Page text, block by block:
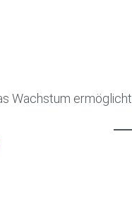
Wachstum ermöglicht.